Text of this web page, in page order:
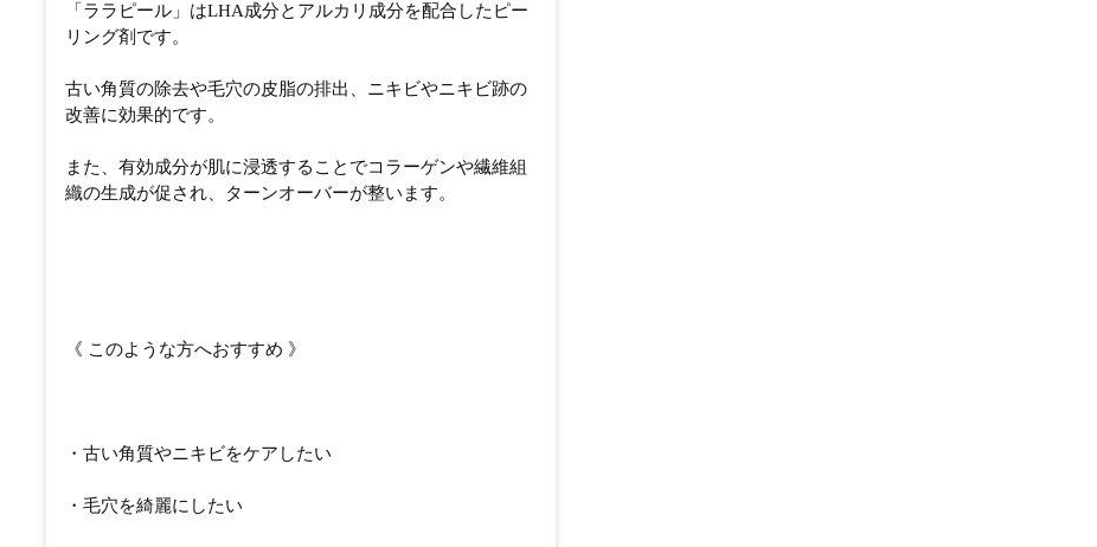
「ララピール」はLHA成分とアルカリ成分を配合したピー
リング剤です。
古い角質の除去や毛穴の皮脂の排出、ニキビやニキビ跡の
改善に効果的です。
また、有効成分が肌に浸透することでコラーゲンや繊維組
織の生成が促され、ターンオーバーが整います。
《 このような方へおすすめ 》
・古い角質やニキビをケアしたい
・毛穴を綺麗にしたい